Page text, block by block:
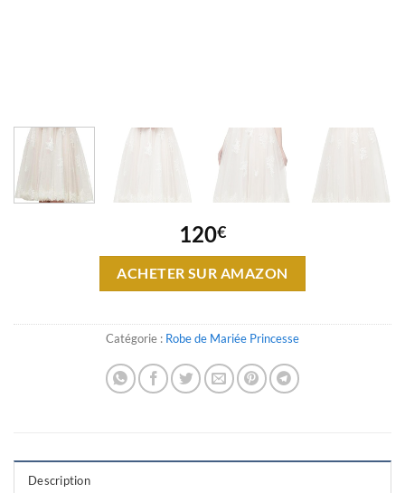
120€
ACHETER SUR AMAZON
Catégorie : Robe de Mariée Princesse
Description